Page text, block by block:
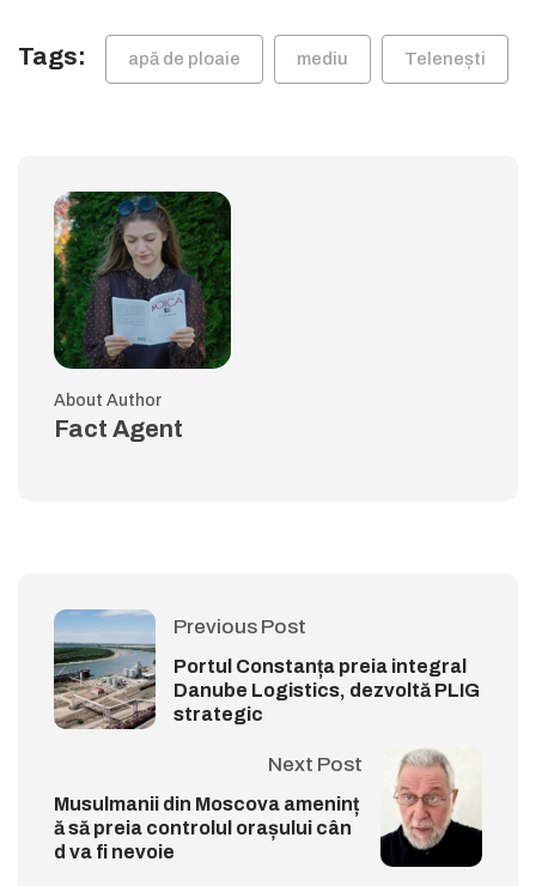
Tags: apă de ploaie mediu Telenești
About Author
Fact Agent
Previous Post
Portul Constanța preia integral
Danube Logistics, dezvoltă PLIG
strategic
Next Post
Musulmanii din Moscova ameninț
ă să preia controlul orașului cân
d va fi nevoie